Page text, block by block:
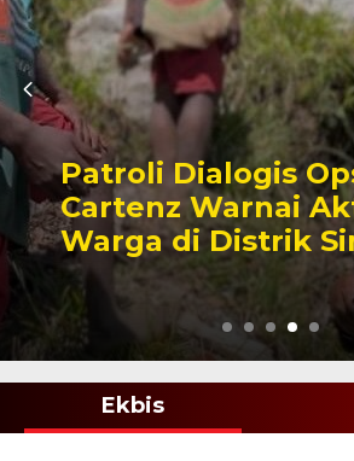
Patroli Dialogis
Cartenz Warnai
Warga di Distrik
Ekbis